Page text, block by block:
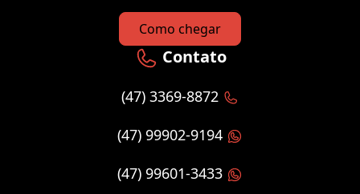
Como chegar
Contato
(47) 3369-8872
(47) 99902-9194
(47) 99601-3433